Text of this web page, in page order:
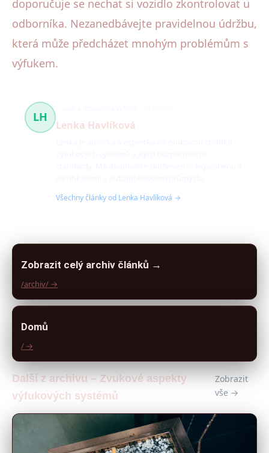
doporučuje se nechat si vozidlo zkontrolovat u
odborníka. Nezanedbávejte pravidelnou údržbu,
která může předcházet mnohým problémům s
výfukem.
LH
Lenka Havlíková
Všechny články od Lenka Havlíková →
Zobrazit celý archiv článků →
/archiv/ →
Domů
/ →
Další z archivu – Zvukové aspekty
výfukových systémů
Zobrazit
vše →